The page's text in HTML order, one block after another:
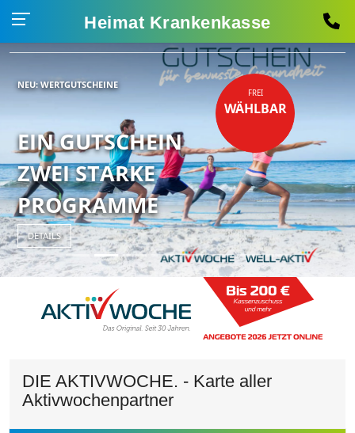
Heimat Krankenkasse
Kassen-
NEU: WERTGUTSCHEINE
EIN GUTSCHEIN
ZWEI STARKE
PROGRAMME
DETAILS
FREI
WÄHLBAR
DIE AKTIVWOCHE. - Karte aller
Aktivwochenpartner